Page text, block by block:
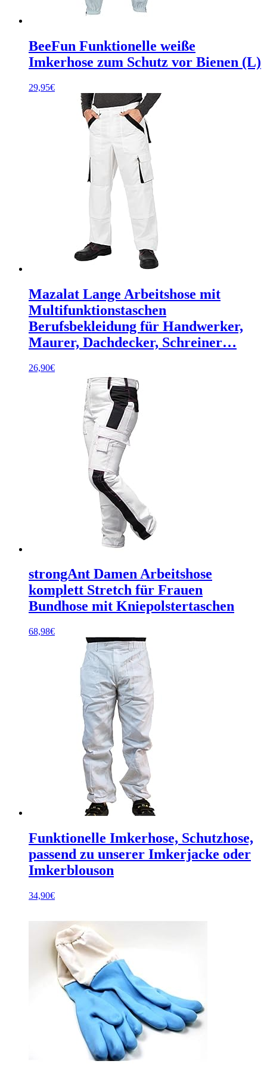
BeeFun Funktionelle weiße
Imkerhose zum Schutz vor Bienen (L)
29,95€
Mazalat Lange Arbeitshose mit
Multifunktionstaschen
Berufsbekleidung für Handwerker,
Maurer, Dachdecker, Schreiner…
26,90€
strongAnt Damen Arbeitshose
komplett Stretch für Frauen
Bundhose mit Kniepolstertaschen
68,98€
Funktionelle Imkerhose, Schutzhose,
passend zu unserer Imkerjacke oder
Imkerblouson
34,90€